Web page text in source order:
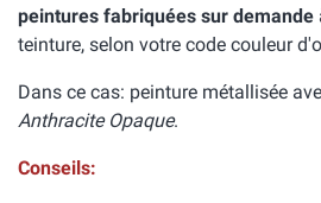
peintures fabriquées sur demande
teinture, selon votre code couleur
Dans ce cas: peinture métallisée
Anthracite Opaque.
Conseils: